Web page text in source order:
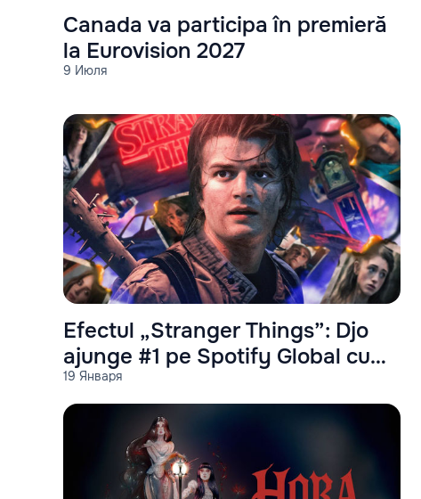
9 Июля
Canada va participa în premieră
la Eurovision 2027
19 Января
Efectul „Stranger Things”: Djo
ajunge #1 pe Spotify Global cu
„End of Beginning”